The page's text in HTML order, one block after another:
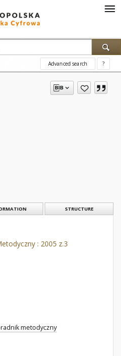
Advanced search ?
STRUCTURE
: 2005 z.3
metodyczny